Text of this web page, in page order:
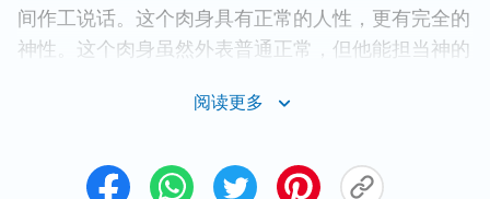
间作工说话。这个肉身具有正常的人性，更有完全的
神性。这个肉身虽然外表普通正常，但他能担当神的
类，就是因为他有完全的神性。这个完全的神性指的
实质、神的所有所是、神的全能智慧，以及神的权
阅读更多